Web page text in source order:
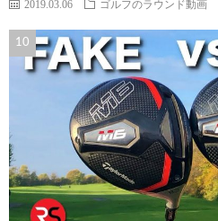
2019.03.06 ゴルフのラウンド動画